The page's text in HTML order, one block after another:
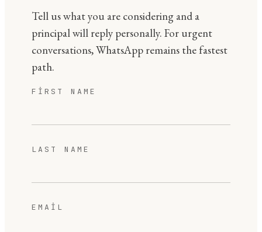
Tell us what you are considering and a
principal will reply personally. For urgent
conversations, WhatsApp remains the fastest
path.
FIRST NAME
LAST NAME
EMAIL